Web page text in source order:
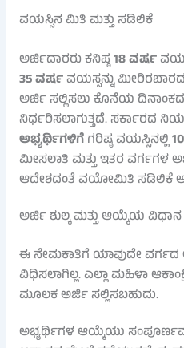
ವಯಸ್ಸಿನ ಮಿತಿ ಮತ್ತು ಸಡಿಲಿಕೆ
ಅರ್ಜಿದಾರರು ಕನಿಷ್ಠ18 ವರ್ಷ
35 ವರ್ಷವಯಸ್ಸನ್ನು
ಅರ್ಜಿ ಸಲ್ಲಿಸಲು ಕೊನೆಯ
ನಿರ್ಧರಿಸಲಾಗುತ್ತದೆ. ಸರ್ಕಾರದ
ಅಭ್ಯರ್ಥಿಗಳಿಗೆಗರಿಷ್ಠ ವಯಸ್ಸಿನಲ್ಲಿ
ಮೀಸಲಾತಿ ಮತ್ತು ಇತರ ವರ್ಗಗಳ
ಆದೇಶದಂತೆ ವಯೋಮಿತಿ ಸಡಿಲಿಕೆ
ಅರ್ಜಿ ಶುಲ್ಕ ಮತ್ತು ಆಯ್ಕೆಯ ವಿಧಾನ
ಈ ನೇಮಕಾತಿಗೆ ಯಾವುದೇ ವರ್ಗದ
ವಿಧಿಸಲಾಗಿಲ್ಲ. ಎಲ್ಲಾ ಮಹಿಳಾ
ಮೂಲಕ ಅರ್ಜಿ ಸಲ್ಲಿಸಬಹುದು.
ಅಭ್ಯರ್ಥಿಗಳ ಆಯ್ಕೆಯು